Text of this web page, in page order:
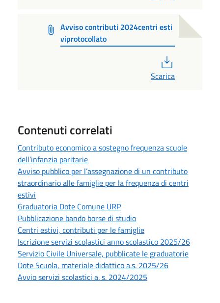
Avviso contributi 2024centri esti
viprotocollato
Scarica
Contenuti correlati
Contributo economico a sostegno frequenza scuole
dell’infanzia paritarie
Avviso pubblico per l’assegnazione di un contributo
straordinario alle famiglie per la frequenza di centri
estivi
Graduatoria Dote Comune URP
Pubblicazione bando borse di studio
Centri estivi, contributi per le famiglie
Iscrizione servizi scolastici anno scolastico 2025/26
Servizio Civile Universale, pubblicate le graduatorie
Dote Scuola, materiale didattico a.s. 2025/26
Avvio servizi scolastici a. s. 2024/2025